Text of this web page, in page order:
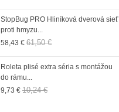
StopBug PRO Hliníková dverová sieť
proti hmyzu...
58,43 € 61,50 €
Roleta plisé extra séria s montážou
do rámu...
9,73 € 10,24 €